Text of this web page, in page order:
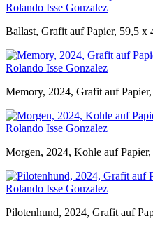
Rolando Isse Gonzalez
Ballast, Grafit auf Papier, 59,5 x
Rolando Isse Gonzalez
Memory, 2024, Grafit auf
Rolando Isse Gonzalez
Morgen, 2024, Kohle auf
Rolando Isse Gonzalez
Pilotenhund, 2024, Grafit auf